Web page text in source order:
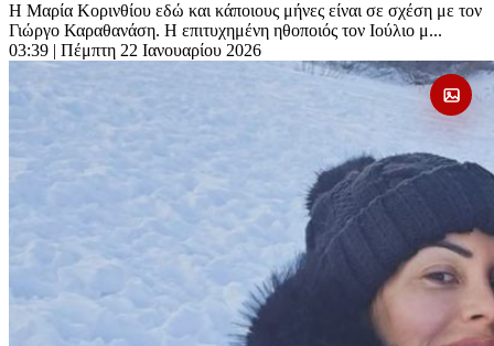
Η Μαρία Κορινθίου εδώ και κάποιους μήνες είναι σε σχέση με τον
Γιώργο Καραθανάση. Η επιτυχημένη ηθοποιός τον Ιούλιο μ...
03:39 | Πέμπτη 22 Ιανουαρίου 2026